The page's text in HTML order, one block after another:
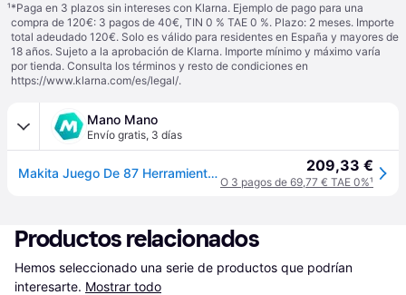
¹*Paga en 3 plazos sin intereses con Klarna. Ejemplo de pago para una
compra de 120€: 3 pagos de 40€, TIN 0 % TAE 0 %. Plazo: 2 meses. Importe
total adeudado 120€. Solo es válido para residentes en España y mayores de
18 años. Sujeto a la aprobación de Klarna. Importe mínimo y máximo varía
por tienda. Consulta los términos y resto de condiciones en
https://www.klarna.com/es/legal/.
Mano Mano
Envío gratis, 3 días
Makita Juego De 87 Herramientas Eléctricas, Llaves, Vasos, Destornilladores Y Accesorios De Bricolaje 209,33 €
O 3 pagos de 69,77 € TAE 0%¹
Productos relacionados
Hemos seleccionado una serie de productos que podrían
interesarte. Mostrar todo